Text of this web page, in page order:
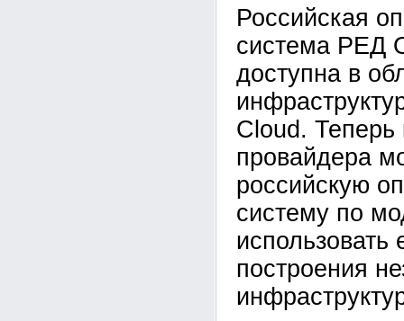
Российская
система РЕД
доступна в
Cloud. Теперь
провайдера
российскую
систему по
использовать
построения